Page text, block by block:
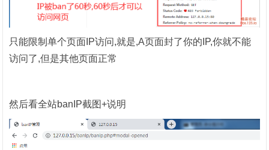
只能限制单个页面IP访问,就是,A页面封了你的IP,你就不能
访问了,但是其他页面正常
然后看全站banIP截图+说明